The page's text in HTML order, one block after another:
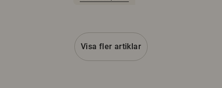
Visa fler artiklar